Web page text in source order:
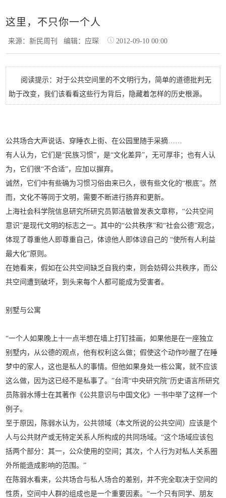
这里，不只你一个人
来源：新民周刊编辑：应琛 2012-09-10 00:00
阅读提示：对于公共空间里的不文明行为，简单的道德批判无
助于改变，我们该看看这些行为背后，隐藏着怎样的历史根源。
公共场合大声说话、穿睡衣上街、在公园里随手采摘……
有人认为，它们是“民族习惯”，是“文化差异”，无可厚非；也有人认
为，它们很“不合适”，应加以摒弃。
诚然，它们中有些确为习惯习俗由来已久，很有些文化的“根底”。然
而，文化不等同于文明，需要不断进行扬弃和更新。
上海社会科学院信息研究所研究员郭洁敏曾发表文章称，“公共空间
意识”是现代文明的标志之一。其中的“公共秩序”和“社会公德”观念，
体现了尊重他人即尊重自己，体谅他人即体谅自己的 “使所有人利益
最大化”原则。
在她看来，假如在公共空间缺乏自我约束，则会妨碍公共秩序，而公
共空间遭到破坏，到头来每个人都可能成为受害者。
别墅与公寓
“一个人如果晚上十一点半想在墙上打钉挂画，如果他是在一座独立
别墅内，从公德的观点，他有权利这么做；假使这个动作吵醒了在睡
梦中的家人，这也是私人的事情。但他如果身处一栋公寓，就不应该
这么做，因为这已经不是私事了。”台湾“中央研究院”历史语言所研究
员陈弱水博士在其著作《公共意识与中国文化》一书中举了这样一个
例子。
至于原因，陈弱水认为，公共领域（本文所说的公共空间）应该是个
人与公共财产或无特定关系人所构成的共同场域。“这个场域应该包
括两个部分：其一，公众使用的空间；其次，个人行为对私人关系圈
外所能造成影响的范围。”
在陈弱水看来，公共场合与私人场合的差别，并不完全取决于空间的
性质，空间中人群的组成也是一个重要因素。“一个只有同学、朋友